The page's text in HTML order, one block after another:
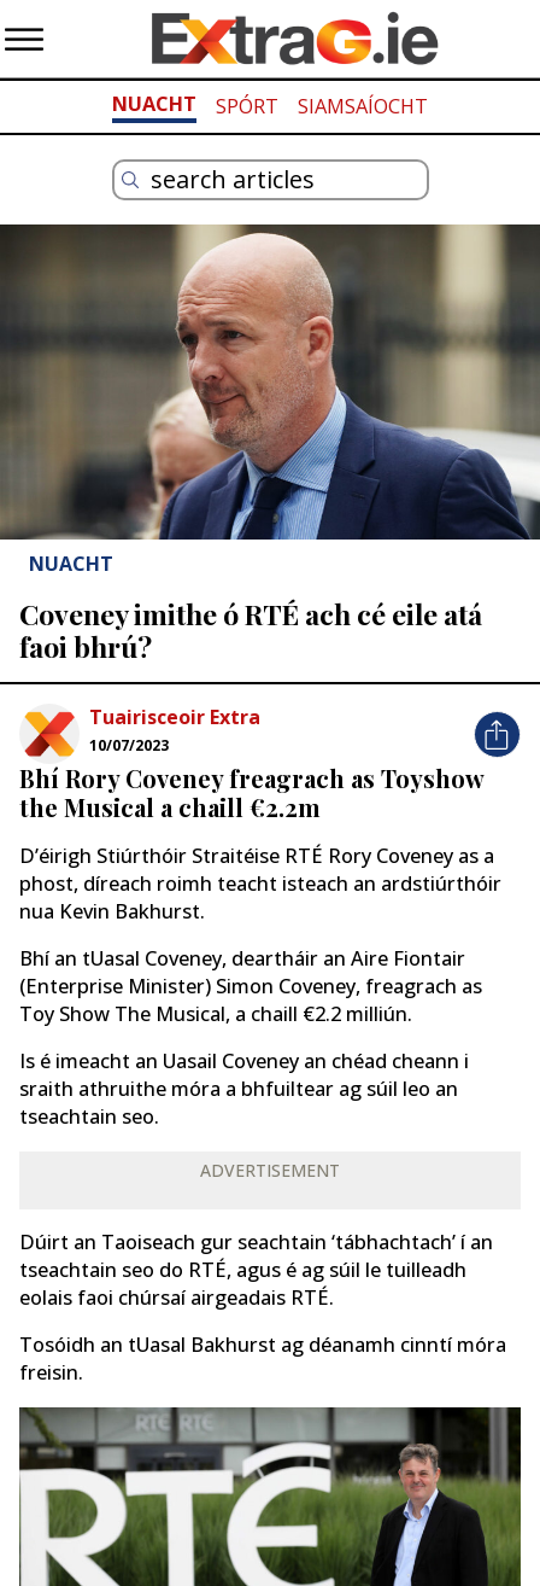
NUACHT SPÓRT SIAMSAÍOCHT
NUACHT
Coveney imithe ó RTÉ ach cé eile atá
faoi bhrú?
Tuairisceoir Extra
10/07/2023
Bhí Rory Coveney freagrach as Toyshow
the Musical a chaill €2.2m
D’éirigh Stiúrthóir Straitéise RTÉ Rory Coveney as a
phost, díreach roimh teacht isteach an ardstiúrthóir
nua Kevin Bakhurst.
Bhí an tUasal Coveney, deartháir an Aire Fiontair
(Enterprise Minister) Simon Coveney, freagrach as
Toy Show The Musical, a chaill €2.2 milliún.
Is é imeacht an Uasail Coveney an chéad cheann i
sraith athruithe móra a bhfuiltear ag súil leo an
tseachtain seo.
ADVERTISEMENT
Dúirt an Taoiseach gur seachtain ‘tábhachtach’ í an
tseachtain seo do RTÉ, agus é ag súil le tuilleadh
eolais faoi chúrsaí airgeadais RTÉ.
Tosóidh an tUasal Bakhurst ag déanamh cinntí móra
freisin.